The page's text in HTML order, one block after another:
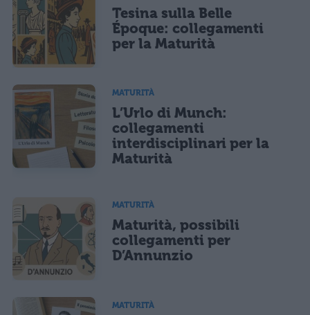
Tesina sulla Belle
Époque: collegamenti
per la Maturità
MATURITÀ
L’Urlo di Munch:
collegamenti
interdisciplinari per la
Maturità
MATURITÀ
Maturità, possibili
collegamenti per
D’Annunzio
MATURITÀ